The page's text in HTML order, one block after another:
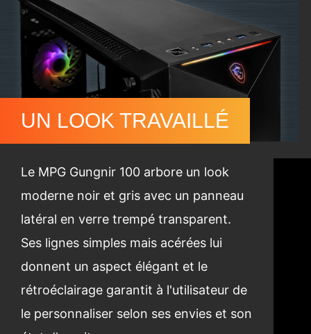
UN LOOK TRAVAILLÉ
Le MPG Gungnir 100 arbore un look
moderne noir et gris avec un panneau
latéral en verre trempé transparent.
Ses lignes simples mais acérées lui
donnent un aspect élégant et le
rétroéclairage garantit à l'utilisateur de
le personnaliser selon ses envies et son